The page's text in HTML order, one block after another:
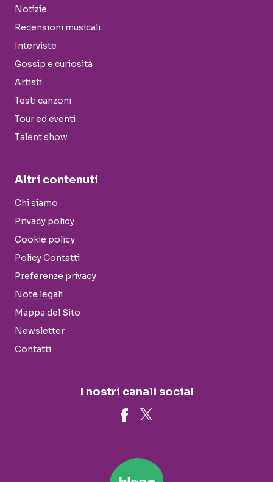
Notizie
Recensioni musicali
Interviste
Gossip e curiosità
Artisti
Testi canzoni
Tour ed eventi
Talent show
Altri contenuti
Chi siamo
Privacy policy
Cookie policy
Policy Contatti
Preferenze privacy
Note legali
Mappa del Sito
Newsletter
Contatti
I nostri canali social